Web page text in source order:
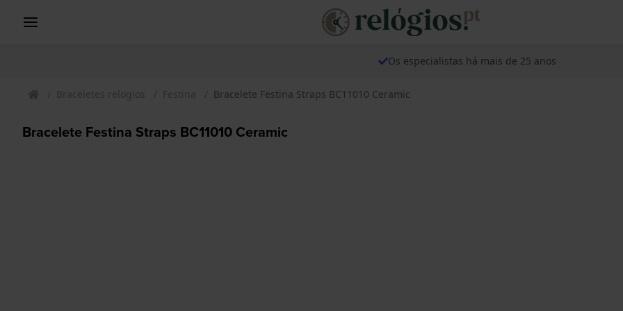
Os especialistas há mais de 25 anos
Braceletes relogios Festina Bracelete Festina Straps BC11010 Ceramic
Bracelete Festina Straps BC11010 Ceramic